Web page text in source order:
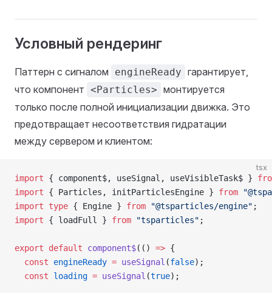
Условный рендеринг
Паттерн с сигналом engineReady гарантирует,
что компонент <Particles> монтируется
только после полной инициализации движка. Это
предотвращает несоответствия гидратации
между сервером и клиентом:
tsx
import { component$, useSignal, useVisibleTask$ }
import { Particles, initParticlesEngine } from
import type { Engine } from "@tsparticles/engine" ;
import { loadFull } from "tsparticles" ;
export default component$(() => {
  const
engineReady = useSignal (false);
  const
loading = useSignal (true);